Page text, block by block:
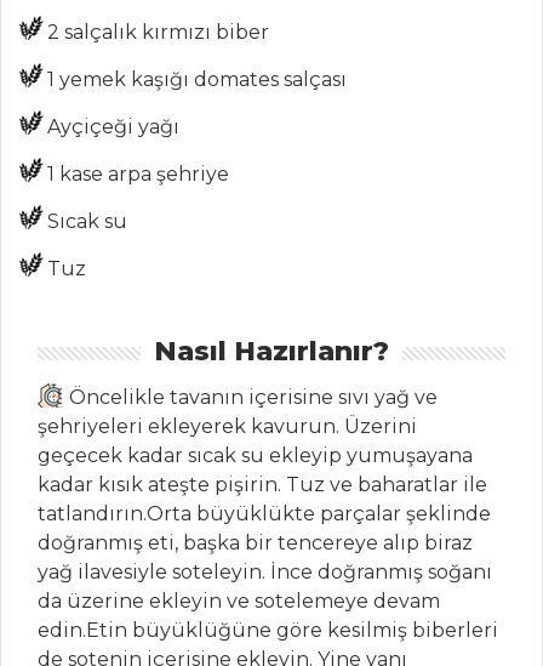
Köfte
Et Yemekleri Tüm
Tarifleri
SEBZE SALATASI
Cevizli Ve
Peynirli Salata
Salatalar Tüm
Tarifleri
PASTA VE
TATLILAR
2 salçalık kırmızı biber
1 yemek kaşığı domates salçası
Ayçiçeği yağı
1 kase arpa şehriye
Sıcak su
Tuz
Nasıl Hazırlanır?
Öncelikle tavanın içerisine sıvı yağ ve
şehriyeleri ekleyerek kavurun. Üzerini
geçecek kadar sıcak su ekleyip yumuşayana
kadar kısık ateşte pişirin. Tuz ve baharatlar ile
tatlandırın.Orta büyüklükte parçalar şeklinde
doğranmış eti, başka bir tencereye alıp biraz
yağ ilavesiyle soteleyin. İnce doğranmış soğanı
da üzerine ekleyin ve sotelemeye devam
edin.Etin büyüklüğüne göre kesilmiş biberleri
de sotenin içerisine ekleyin. Yine yanı